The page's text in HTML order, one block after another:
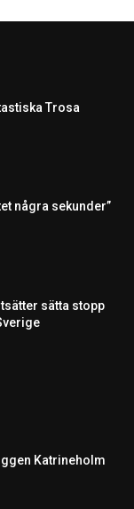
Trosa
några sekunder”
sätta stopp
Katrineholm